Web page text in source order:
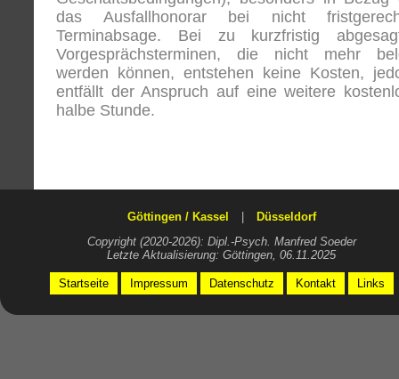
das Ausfallhonorar bei nicht
Terminabsage. Bei zu kurzfristig
Vorgesprächsterminen, die nicht mehr
werden können, entstehen keine Kosten,
entfällt der Anspruch auf eine weitere
halbe Stunde.
Göttingen / Kassel
Düsseldorf
Copyright (2020-2026): Dipl.-Psych. Manfred Soeder
Letzte Aktualisierung: Göttingen, 06.11.2025
Startseite Impressum Datenschutz Kontakt Links